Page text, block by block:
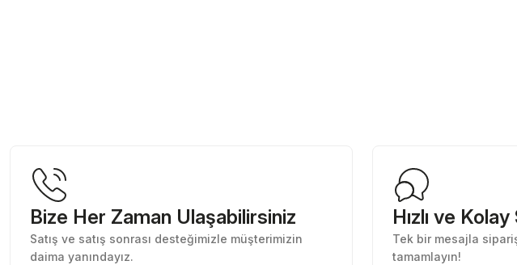
Bu ürüne benzer farklı alternatifler olmalı.
Bize Her Zaman Ulaşabilirsiniz
Satış ve satış sonrası desteğimizle müşterimizin
daima yanındayız.
Hızlı ve
Tek bir mesajla
tamamlayın!